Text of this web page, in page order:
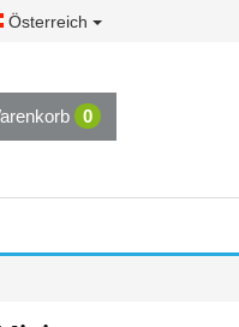
Österreich
0